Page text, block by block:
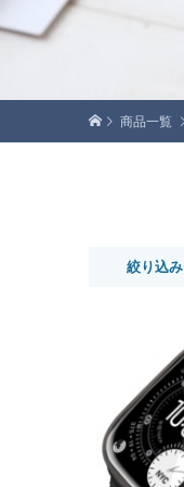
商品一覧
絞り込み